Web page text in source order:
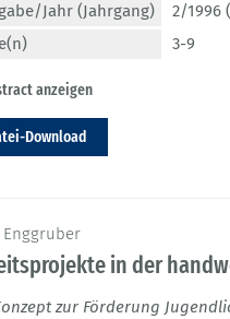
Jahr (Jahrgang)
2/1996
3-9
anzeigen
Download
Enggruber
in der
zur Förderung